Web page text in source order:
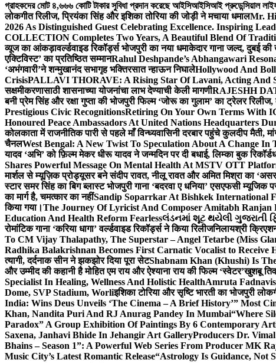
গ্রাহকদের মোট ৪,৬৬৬ কোটি টাকার সুবিধা প্রদান করেছে আইসিআইসিআই প্রুডেন্সিয়াল লাইফ
लोकगीत रिलीज, प्रियंका सिंह और इशिका तोरिया की जोड़ी ने मचाया धमालMr.
2026 As Distinguished Guest Celebrating Excellence. Inspiring
COLLECTION Completes Two Years, A Beautiful Blend Of
व्यूज का आंकड़ावर्ल्डवाइड रिकॉर्ड्स भोजपुरी का नया धमाकेदार गाना जल्द, दुबई
एक्टिविस्ट’ का प्रतिष्ठित सम्मानRahul Deshpande’s Abhangawari
‘अभंगवारी’ने शन्मुखानंद सभागृह भक्तिरसात न्हाऊन निघालेHollywood And
CrisisPALLAVI THORAVE: A Rising Star Of Lavani, Acting And
सक्षमीकरणासाठी शासनाच्या योजनांचा लाभ देण्याची केली मागणीRAJESHH
बनी प्रेम सिंह और रक्षा गुप्ता की भोजपुरी फिल्म ‘जोरू का गुलाम’ का ट्रेलर
Prestigious Civic RecognitionsRetiring On Your Own Terms With
Honoured Peace Ambassadors At United Nations Headquarters
कोलकाता में राजनीतिक पारी से पहले माँ विन्ध्यवासिनी दरबार पहुंचे कुलदीप मैती,
चैनलWest Bengal: A New Twist To Speculation About A Change
यादव ‘अभि’ को फ़िल्म मेकर धीरू यादव ने जन्मदिन पर दी बधाई, लिम्का बुक
Shares Powerful Message On Mental Health At MSTV OTT
मार्शल से म्यूज़िक प्रोड्यूसर बने संदीप रावत, नीलू रावत और अमित मिश्रा का ‘असर
स्टार समर सिंह का बिग ब्लास्ट भोजपुरी गाना ‘बदरवा ए धनिया’ एसएफसी
का मार्ग है, चमत्कार का नहींSandip Soparrkar At Bishkek International
किया गया।The Journey Of Lyricist And Composer Amitabh
Education And Health Reform Fearlessલંડનમાં શૂટ થયેલી ગુજરાતી
रोमांटिक गाना ‘करिया धागा’ वर्ल्डवाइड रिकॉर्ड्स ने किया रिलीजनिलायश्री
To CM Vijay Thalapathy, The Superstar – Angel Tetarbe (Miss
Radhika Balakrishnan Becomes First Carnatic Vocalist to
त्यागी, दर्दनाक सीन ने झकझोर दिया पूरा सेटShabnam Khan (Khushi) Is
और उम्मीद की कहानी है मोहित एम राय और ऐश्याना राय की फिल्म ‘स्वेटर’खुशबू
Specialist In Healing, Wellness And Holistic HealthAmruta
Dome, SVP Stadium, Worliइशिका टोरिया और सृष्टि भारती का भोजपुरी
India: Wins Deus Unveils ‘The Cinema – A Brief History’” Most
Khan, Nandita Puri And RJ Anurag Pandey In Mumbai“Where
Paradox” A Group Exhibition Of Paintings By 6 Contemporary
Saxena, Janhavi Bhide In Jehangir Art GalleryProducers Dr.
Bhains – Season 1”: A Powerful Web Series From Producer MK
Music City’s Latest Romantic Release“Astrology Is Guidance, Not